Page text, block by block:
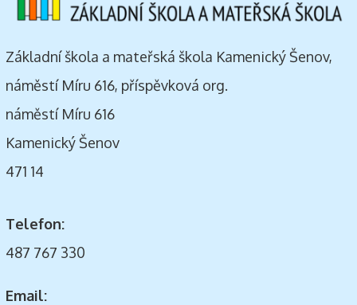
Základní škola a mateřská škola Kamenický Šenov,
náměstí Míru 616, příspěvková org.
náměstí Míru 616
Kamenický Šenov
471 14
Telefon:
487 767 330
Email: